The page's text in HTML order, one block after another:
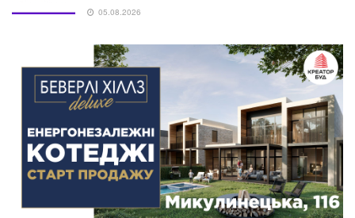
05.08.2026